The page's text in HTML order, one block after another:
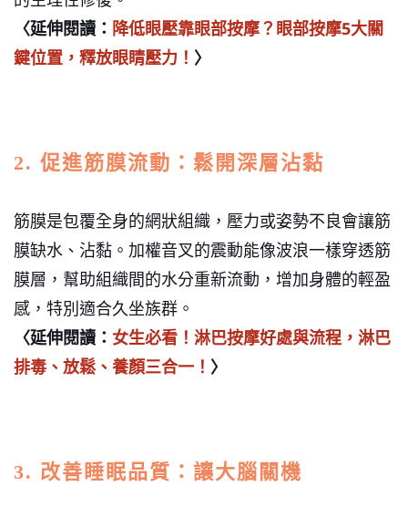
〈延伸閱讀： 降低眼壓靠眼部按摩？眼部按摩5大關
鍵位置，釋放眼睛壓力！ 〉
2. 促進筋膜流動：鬆開深層沾黏
筋膜是包覆全身的網狀組織，壓力或姿勢不良會讓筋
膜缺水、沾黏。加權音叉的震動能像波浪一樣穿透筋
膜層，幫助組織間的水分重新流動，增加身體的輕盈
感，特別適合久坐族群。
〈延伸閱讀： 女生必看！淋巴按摩好處與流程，淋巴
排毒、放鬆、養顏三合一！ 〉
3. 改善睡眠品質：讓大腦關機